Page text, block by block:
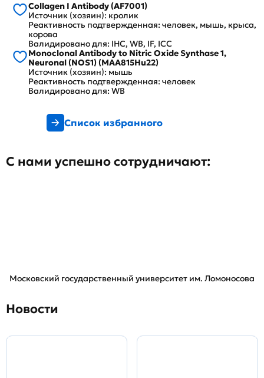
Collagen I Antibody (AF7001)
Источник (хозяин): кролик
Реактивность подтвержденная: человек, мышь, крыса,
корова
Валидировано для: IHC, WB, IF, ICC
Monoclonal Antibody to Nitric Oxide Synthase 1,
Neuronal (NOS1) (MAA815Hu22)
Источник (хозяин): мышь
Реактивность подтвержденная: человек
Валидировано для: WB
Список избранного
С нами успешно сотрудничают:
Московский государственный университет им. Ломоносова
Новости